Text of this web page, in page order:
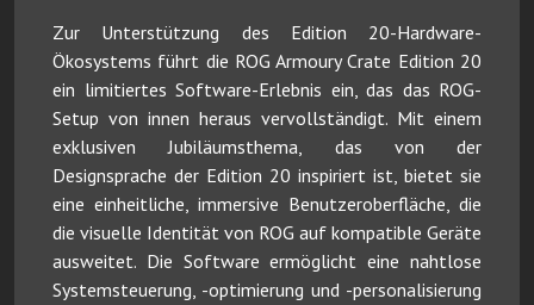
Zur Unterstützung des Edition 20-Hardware-
Ökosystems führt die ROG Armoury Crate Edition 20
ein limitiertes Software-Erlebnis ein, das das ROG-
Setup von innen heraus vervollständigt. Mit einem
exklusiven Jubiläumsthema, das von der
Designsprache der Edition 20 inspiriert ist, bietet sie
eine einheitliche, immersive Benutzeroberfläche, die
die visuelle Identität von ROG auf kompatible Geräte
ausweitet. Die Software ermöglicht eine nahtlose
Systemsteuerung, -optimierung und -personalisierung